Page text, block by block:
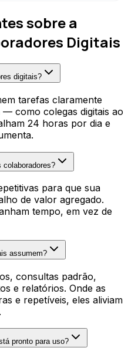
sobre a
Digitais
digitais?
tarefas claramente
como colegas digitais ao
24 horas por dia e
para que sua
de valor agregado.
tempo, em vez de
assumem?
consultas padrão,
e relatórios. Onde as
e repetíveis, eles aliviam
pronto para uso?